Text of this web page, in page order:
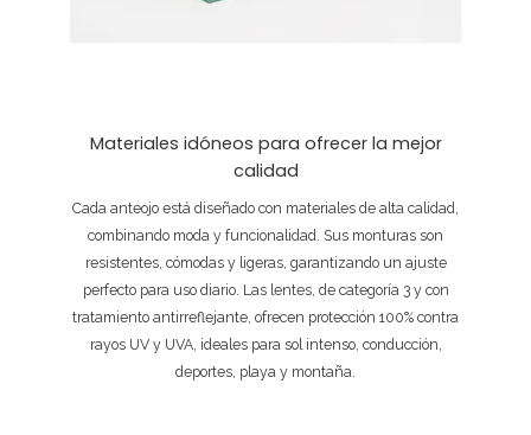
Materiales idóneos para ofrecer la mejor
calidad
Cada anteojo está diseñado con materiales de alta calidad,
combinando moda y funcionalidad. Sus monturas son
resistentes, cómodas y ligeras, garantizando un ajuste
perfecto para uso diario. Las lentes, de categoría 3 y con
tratamiento antirreflejante, ofrecen protección 100% contra
rayos UV y UVA, ideales para sol intenso, conducción,
deportes, playa y montaña.